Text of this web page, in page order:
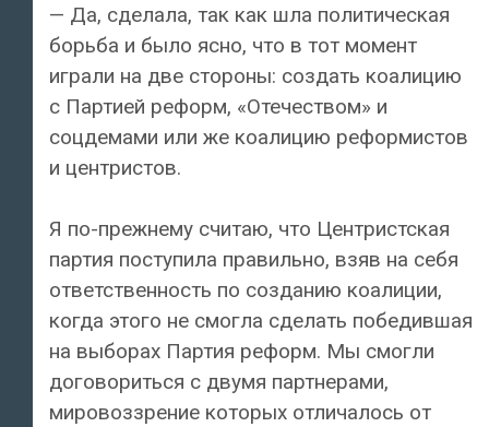
— Да, сделала, так как шла политическая
борьба и было ясно, что в тот момент
играли на две стороны: создать коалицию
с Партией реформ, «Отечеством» и
соцдемами или же коалицию реформистов
и центристов.
Я по-прежнему считаю, что Центристская
партия поступила правильно, взяв на себя
ответственность по созданию коалиции,
когда этого не смогла сделать победившая
на выборах Партия реформ. Мы смогли
договориться с двумя партнерами,
мировоззрение которых отличалось от